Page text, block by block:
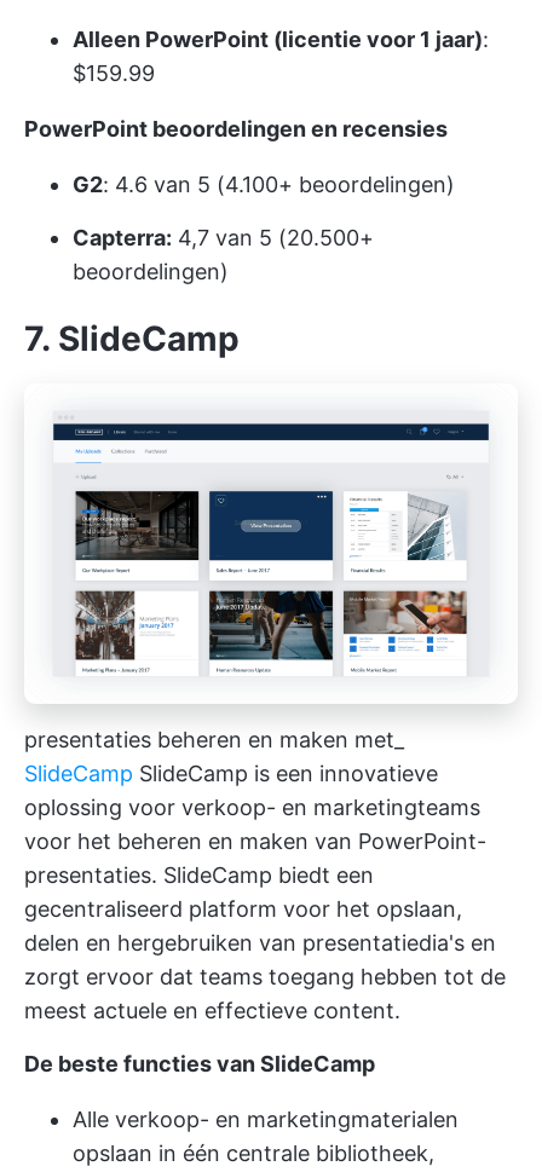
Alleen PowerPoint (licentie voor 1 jaar):
$159.99
PowerPoint beoordelingen en recensies
G2: 4.6 van 5 (4.100+ beoordelingen)
Capterra: 4,7 van 5 (20.500+
beoordelingen)
7. SlideCamp
presentaties beheren en maken met_
SlideCamp SlideCamp is een innovatieve
oplossing voor verkoop- en marketingteams
voor het beheren en maken van PowerPoint-
presentaties. SlideCamp biedt een
gecentraliseerd platform voor het opslaan,
delen en hergebruiken van presentatiedia's en
zorgt ervoor dat teams toegang hebben tot de
meest actuele en effectieve content.
De beste functies van SlideCamp
Alle verkoop- en marketingmaterialen
opslaan in één centrale bibliotheek,